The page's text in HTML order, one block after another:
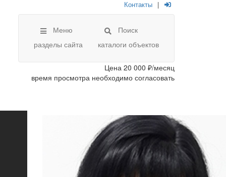
Контакты |
Меню
разделы сайта
Поиск
каталоги объектов
Цена 20 000 ₽/месяц
время просмотра необходимо согласовать